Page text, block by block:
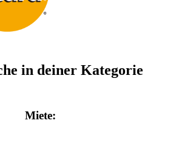
in deiner Kategorie
Miete: